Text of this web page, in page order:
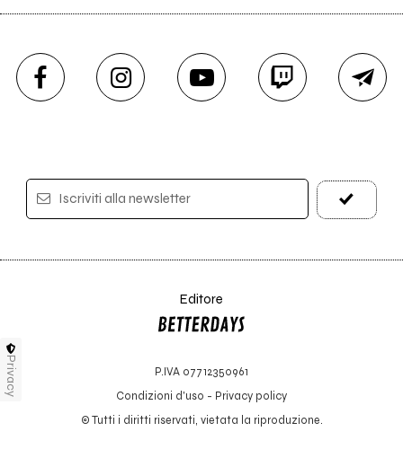
Iscriviti alla newsletter
Editore
P.IVA 07712350961
Condizioni d'uso - Privacy policy
© Tutti i diritti riservati, vietata la riproduzione.
Privacy